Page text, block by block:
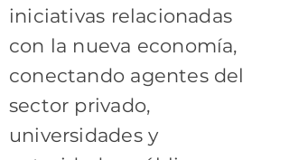
iniciativas relacionadas
con la nueva economía,
conectando agentes del
sector privado,
universidades y